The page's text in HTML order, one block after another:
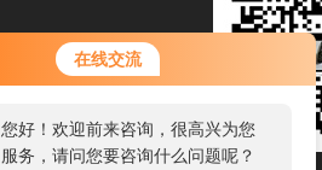
在线交流
您好！欢迎前来咨询，很高兴为您
服务，请问您要咨询什么问题呢？